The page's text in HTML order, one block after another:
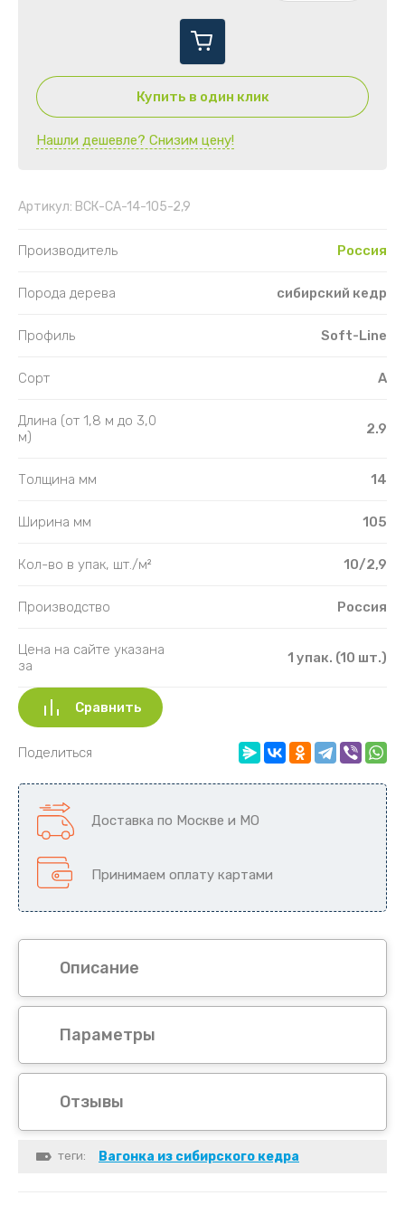
Купить в один клик
Нашли дешевле? Снизим цену!
Артикул: ВСК-СА-14-105-2,9
Производитель Россия
Порода дерева сибирский кедр
Профиль Soft-Line
Сорт А
Длина (от 1,8 м до 3,0
м)
2.9
Толщина мм 14
Ширина мм 105
Кол-во в упак, шт./м² 10/2,9
Производство Россия
Цена на сайте указана
за
1 упак. (10 шт.)
Сравнить
Поделиться
Доставка по Москве и МО
Принимаем оплату картами
Описание
Параметры
Отзывы
теги: Вагонка из сибирского кедра